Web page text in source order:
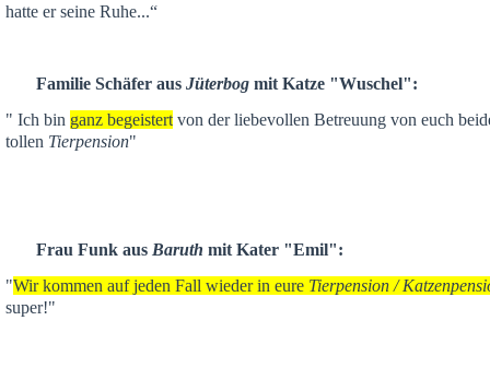
hatte er seine Ruhe...“
Familie Schäfer aus Jüterbog mit Katze "Wuschel":
" Ich bin ganz begeistert von der liebevollen Betreuung von euch
tollen Tierpension"
Frau Funk aus Baruth mit Kater "Emil":
"Wir kommen auf jeden Fall wieder in eure Tierpension /
super!"